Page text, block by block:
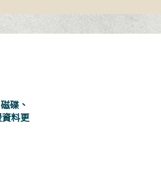
碟、
料更